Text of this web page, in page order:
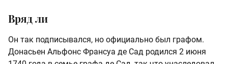
Вряд ли
Он так подписывался, но официально был графом.
Донасьен Альфонс Франсуа де Сад родился 2 июня